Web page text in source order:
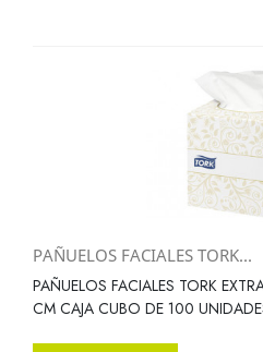
PAÑUELOS FACIALES TORK...
PAÑUELOS FACIALES TORK
CM CAJA CUBO DE 100